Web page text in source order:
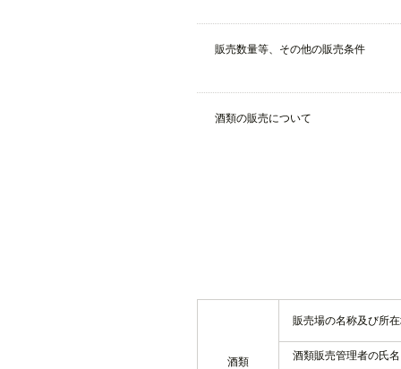
販売数量等、その他の販売条件
酒類の販売について
酒類
販売場の名称及び所
酒類販売管理者の氏名